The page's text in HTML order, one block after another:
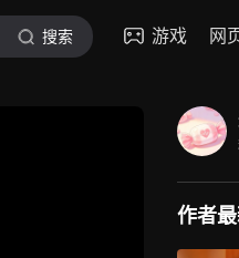
搜索 游戏 网
作者